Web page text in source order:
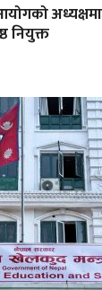
नियुक्त